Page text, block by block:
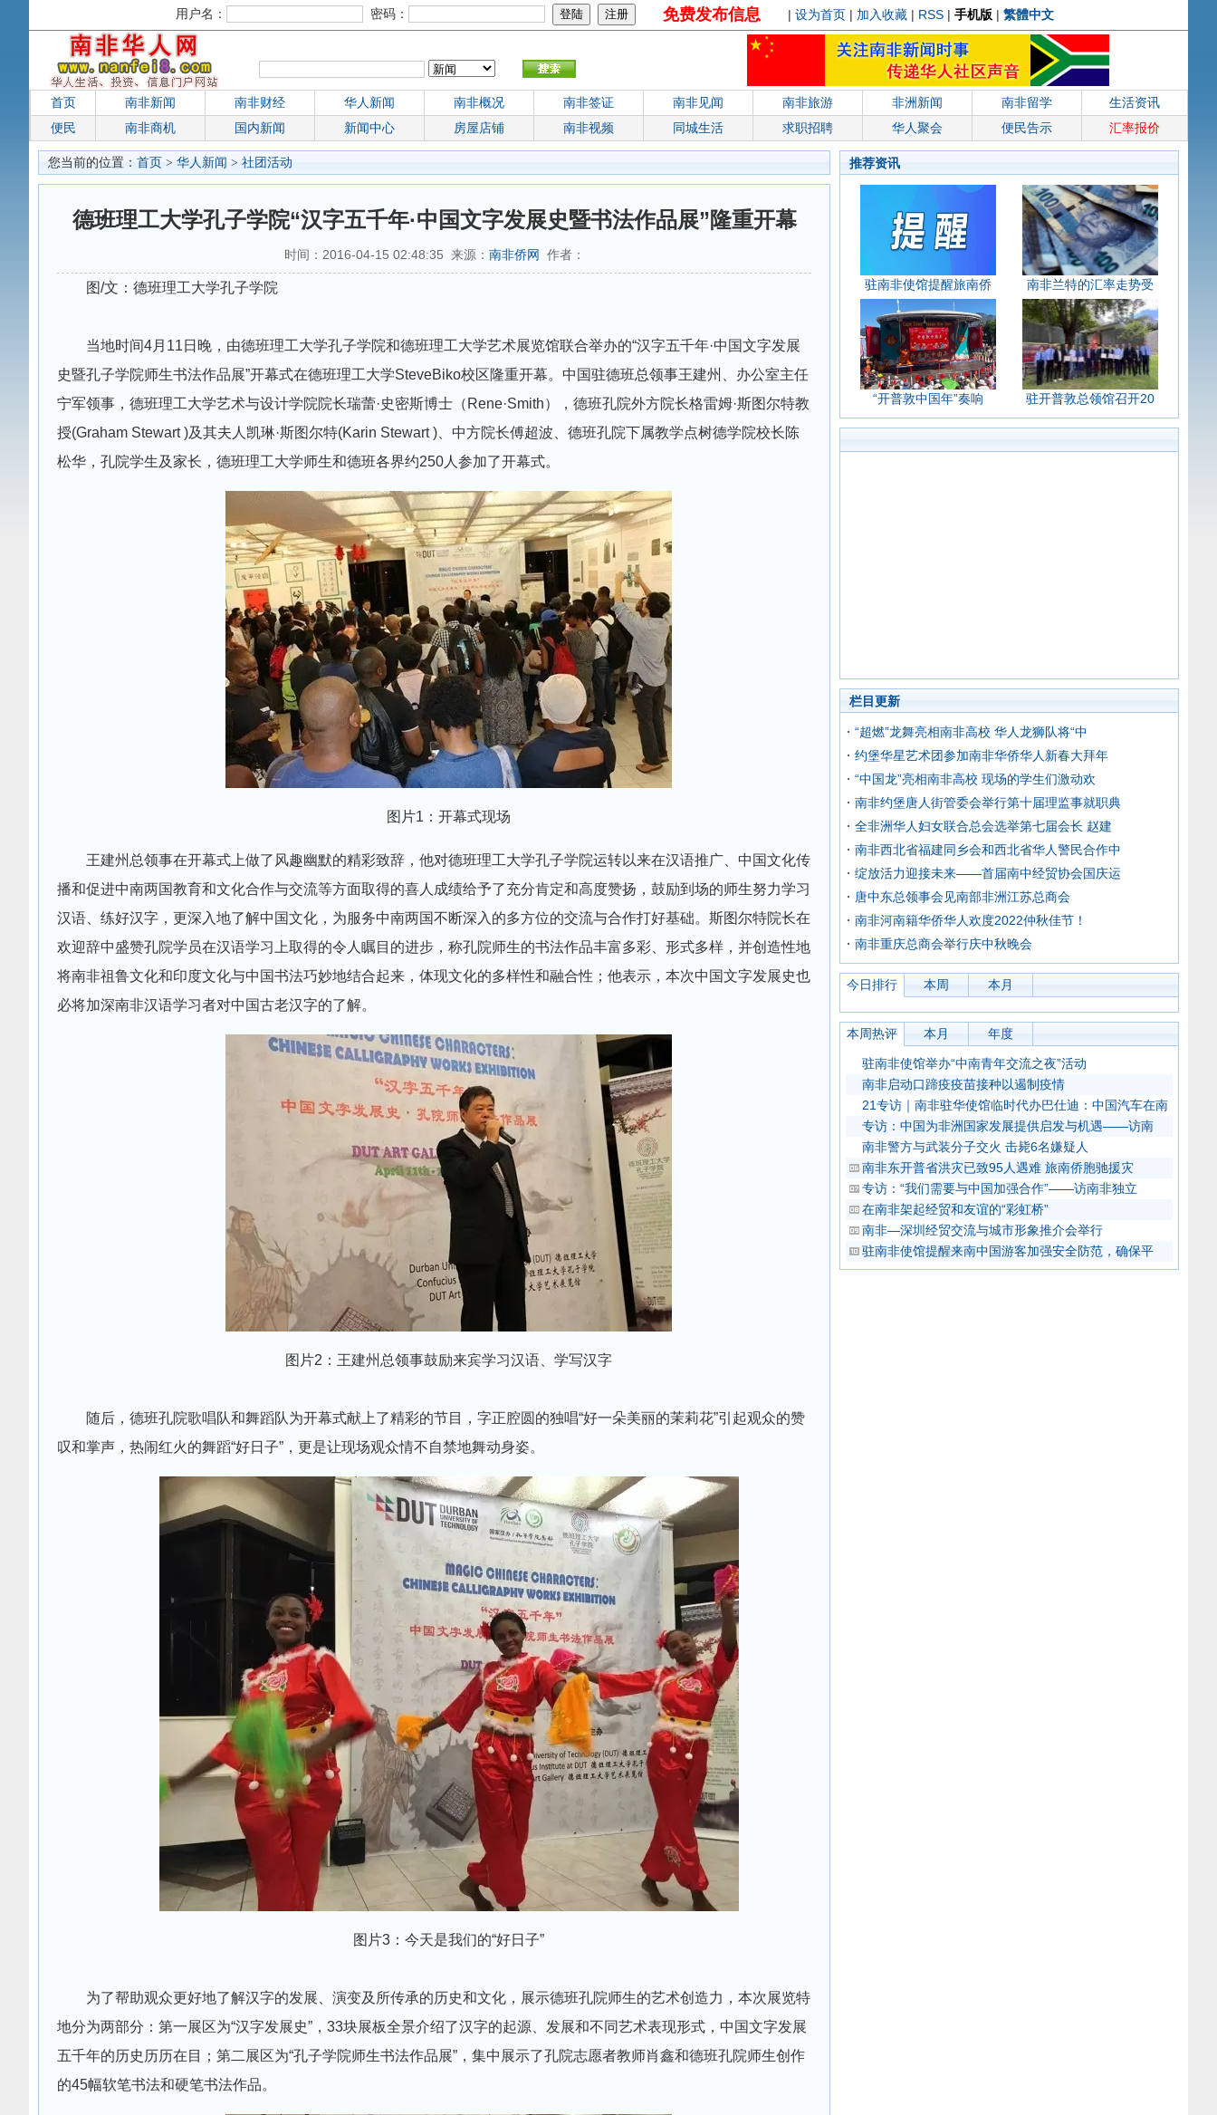
用户名： 密码： 免费发布信息 | 设为首页 | 加入收藏 | RSS | 手机版 | 繁體中文
首页 南非新闻 南非财经 华人新闻 南非概况 南非签证 南非见闻 南非旅游 非洲新闻 南非留学
生活资讯
便民
南非商机 国内新闻 新闻中心 房屋店铺 南非视频 同城生活 求职招聘 华人聚会 便民告示 汇率报价
您当前的位置： 首页 > 华人新闻 > 社团活动
德班理工大学孔子学院“汉字五千年·中国文字发展史暨书法作品展”隆重开幕
时间：2016-04-15 02:48:35 来源： 南非侨网 作者：
图/文：德班理工大学孔子学院
当地时间4月11日晚，由德班理工大学孔子学院和德班理工大学艺术展览馆联合举办的“汉字五千年·中国文字发展
史暨孔子学院师生书法作品展”开幕式在德班理工大学SteveBiko校区隆重开幕。中国驻德班总领事王建州、办公室主任
宁军领事，德班理工大学艺术与设计学院院长瑞蕾·史密斯博士（Rene·Smith），德班孔院外方院长格雷姆·斯图尔特教
授(Graham Stewart )及其夫人凯琳·斯图尔特(Karin Stewart )、中方院长傅超波、德班孔院下属教学点树德学院校长陈
松华，孔院学生及家长，德班理工大学师生和德班各界约250人参加了开幕式。
图片1：开幕式现场
王建州总领事在开幕式上做了风趣幽默的精彩致辞，他对德班理工大学孔子学院运转以来在汉语推广、中国文化传
播和促进中南两国教育和文化合作与交流等方面取得的喜人成绩给予了充分肯定和高度赞扬，鼓励到场的师生努力学习
汉语、练好汉字，更深入地了解中国文化，为服务中南两国不断深入的多方位的交流与合作打好基础。斯图尔特院长在
欢迎辞中盛赞孔院学员在汉语学习上取得的令人瞩目的进步，称孔院师生的书法作品丰富多彩、形式多样，并创造性地
将南非祖鲁文化和印度文化与中国书法巧妙地结合起来，体现文化的多样性和融合性；他表示，本次中国文字发展史也
必将加深南非汉语学习者对中国古老汉字的了解。
图片2：王建州总领事鼓励来宾学习汉语、学写汉字
随后，德班孔院歌唱队和舞蹈队为开幕式献上了精彩的节目，字正腔圆的独唱“好一朵美丽的茉莉花”引起观众的赞
叹和掌声，热闹红火的舞蹈“好日子”，更是让现场观众情不自禁地舞动身姿。
图片3：今天是我们的“好日子”
为了帮助观众更好地了解汉字的发展、演变及所传承的历史和文化，展示德班孔院师生的艺术创造力，本次展览特
地分为两部分：第一展区为“汉字发展史”，33块展板全景介绍了汉字的起源、发展和不同艺术表现形式，中国文字发展
五千年的历史历历在目；第二展区为“孔子学院师生书法作品展”，集中展示了孔院志愿者教师肖鑫和德班孔院师生创作
的45幅软笔书法和硬笔书法作品。
推荐资讯
驻南非使馆提醒旅南侨 南非兰特的汇率走势受
“开普敦中国年”奏响 驻开普敦总领馆召开20
栏目更新
“超燃”龙舞亮相南非高校 华人龙狮队将“中
约堡华星艺术团参加南非华侨华人新春大拜年
“中国龙”亮相南非高校 现场的学生们激动欢
南非约堡唐人街管委会举行第十届理监事就职典
全非洲华人妇女联合总会选举第七届会长 赵建
南非西北省福建同乡会和西北省华人警民合作中
绽放活力迎接未来——首届南中经贸协会国庆运
唐中东总领事会见南部非洲江苏总商会
南非河南籍华侨华人欢度2022仲秋佳节！
南非重庆总商会举行庆中秋晚会
今日排行 本周 本月
本周热评 本月 年度
驻南非使馆举办“中南青年交流之夜”活动
南非启动口蹄疫疫苗接种以遏制疫情
21专访｜南非驻华使馆临时代办巴仕迪：中国汽车在南
专访：中国为非洲国家发展提供启发与机遇——访南
南非警方与武装分子交火 击毙6名嫌疑人
南非东开普省洪灾已致95人遇难 旅南侨胞驰援灾
专访：“我们需要与中国加强合作”——访南非独立
在南非架起经贸和友谊的“彩虹桥”
南非—深圳经贸交流与城市形象推介会举行
驻南非使馆提醒来南中国游客加强安全防范，确保平